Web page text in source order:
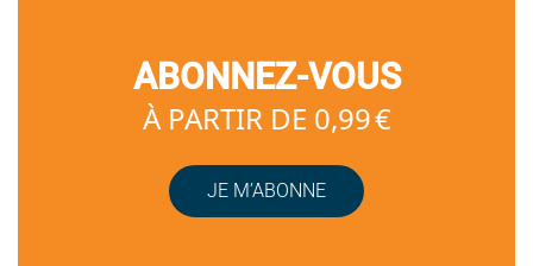
ABONNEZ-VOUS
À PARTIR DE 0,99 €
JE M’ABONNE